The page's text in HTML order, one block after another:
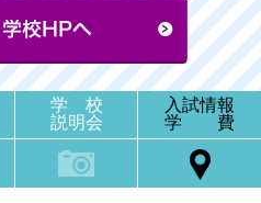
学 校
説明会
入試情報
学 費